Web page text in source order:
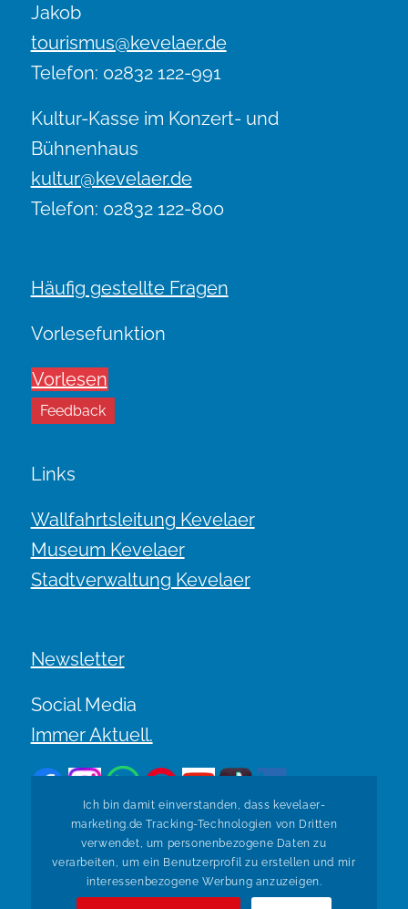
Jakob
tourismus@kevelaer.de
Telefon: 02832 122-991
Kultur-Kasse im Konzert- und
Bühnenhaus
kultur@kevelaer.de
Telefon: 02832 122-800
Häufig gestellte Fragen
Vorlesefunktion
Vorlesen
Feedback
Links
Wallfahrtsleitung Kevelaer
Museum Kevelaer
Stadtverwaltung Kevelaer
Newsletter
Social Media
Immer Aktuell.
Zurück zur Übersicht
Ich bin damit einverstanden, dass kevelaer-
marketing.de Tracking-Technologien von Dritten
verwendet, um personenbezogene Daten zu
verarbeiten, um ein Benutzerprofil zu erstellen und mir
interessenbezogene Werbung anzuzeigen.